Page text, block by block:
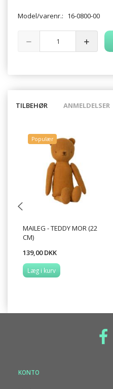
Model/varenr.: 16-0800-00
TILBEHØR ANMELDELSER
Populær
MAILEG - TEDDY MOR (22
CM)
139,00 DKK
Læg i kurv
KONTO